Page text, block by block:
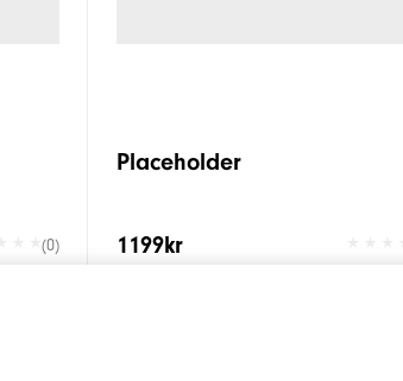
(0)
Placeholder
1199kr